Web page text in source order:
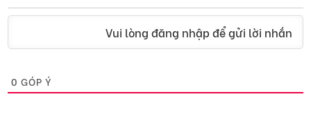
Vui lòng đăng nhập để gửi lời nhắn
0 GÓP Ý